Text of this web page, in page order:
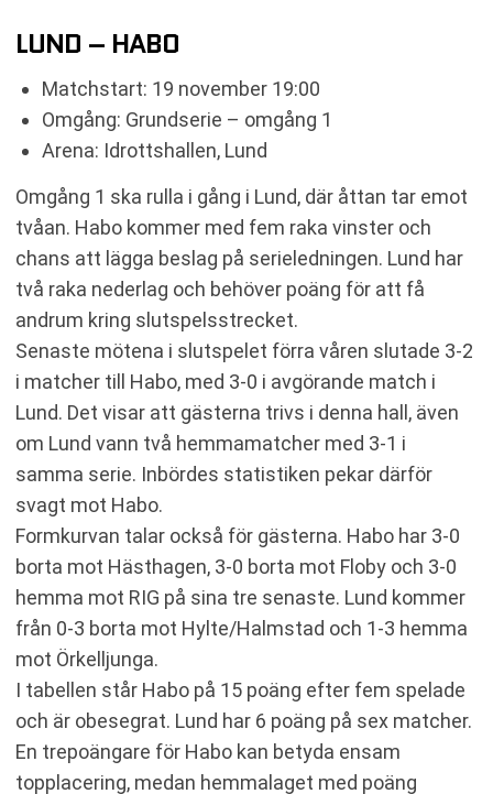
LUND – HABO
Matchstart: 19 november 19:00
Omgång: Grundserie – omgång 1
Arena: Idrottshallen, Lund
Omgång 1 ska rulla i gång i Lund, där åttan tar emot
tvåan. Habo kommer med fem raka vinster och
chans att lägga beslag på serieledningen. Lund har
två raka nederlag och behöver poäng för att få
andrum kring slutspelsstrecket.
Senaste mötena i slutspelet förra våren slutade 3-2
i matcher till Habo, med 3-0 i avgörande match i
Lund. Det visar att gästerna trivs i denna hall, även
om Lund vann två hemmamatcher med 3-1 i
samma serie. Inbördes statistiken pekar därför
svagt mot Habo.
Formkurvan talar också för gästerna. Habo har 3-0
borta mot Hästhagen, 3-0 borta mot Floby och 3-0
hemma mot RIG på sina tre senaste. Lund kommer
från 0-3 borta mot Hylte/Halmstad och 1-3 hemma
mot Örkelljunga.
I tabellen står Habo på 15 poäng efter fem spelade
och är obesegrat. Lund har 6 poäng på sex matcher.
En trepoängare för Habo kan betyda ensam
topplacering, medan hemmalaget med poäng